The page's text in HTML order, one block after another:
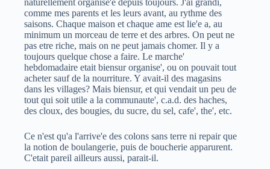
naturellement organise'e depuis toujours. J'ai grandi,
comme mes parents et les leurs avant, au rythme des
saisons. Chaque maison et chaque ame est lie'e a, au
minimum un morceau de terre et des arbres. On peut ne
pas etre riche, mais on ne peut jamais chomer. Il y a
toujours quelque chose a faire. Le marche'
hebdomadaire etait biensur organise', ou on pouvait tout
acheter sauf de la nourriture. Y avait-il des magasins
dans les villages? Mais biensur, et qui vendait un peu de
tout qui soit utile a la communaute', c.a.d. des haches,
des cloux, des bougies, du sucre, du sel, cafe', the', etc.
Ce n'est qu'a l'arrive'e des colons sans terre ni repair que
la notion de boulangerie, puis de boucherie apparurent.
C'etait pareil ailleurs aussi, parait-il.